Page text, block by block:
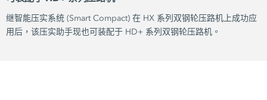
继智能压实系统 (Smart Compact) 在 HX 系列双钢轮压路机上成功应
用后，该压实助手现也可装配于 HD+ 系列双钢轮压路机。